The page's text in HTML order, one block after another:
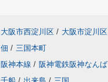
大阪市西淀川区 / 大阪市淀川区
佃 / 三国本町
阪神本線 / 阪神電鉄阪神なんば